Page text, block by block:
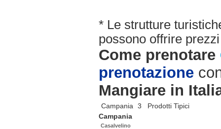
* Le strutture
possono offrire
Come prenotare
prenotazione
Mangiare in
Campania
3 Prodotti Tipici
Campania
Casalvelino